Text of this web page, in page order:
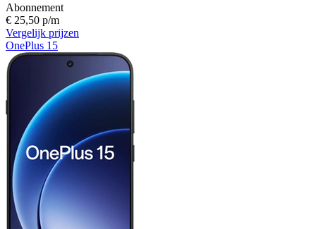
Abonnement
€ 25,50 p/m
Vergelijk prijzen
OnePlus 15